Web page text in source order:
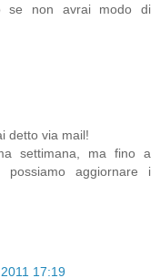
se non avrai modo di
detto via mail!
settimana, ma fino a
aggiornare i
17:19